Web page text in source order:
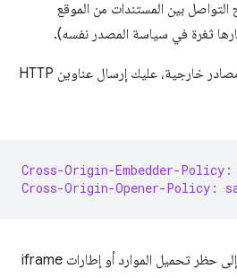
بين المستندات من الموقع
ثغرة في سياسة المصدر نفسه).
للاستفادة من حالة العزل من مصادر خارجية، عليك إرسال عناوين HTTP
Cross-Origin-Embedder-
Cross-Origin-Opener-
توجّه هذه العناوين المتصفّح إلى حظر تحميل الموارد أو إطارات iframe